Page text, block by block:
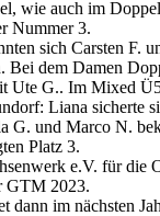
wie auch im
Nummer 3.
sich Carsten F.
Bei dem Damen
Ute G.. Im Mixed
Liana sicherte
G. und Marco N.
Platz 3.
e.V. für die
GTM 2023.
dann im nächsten